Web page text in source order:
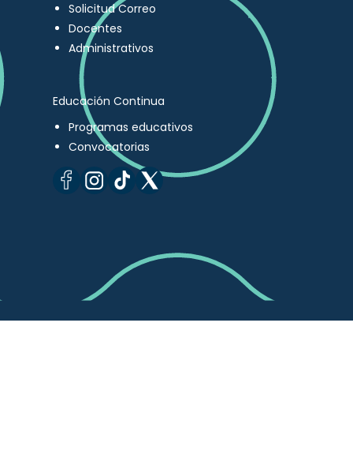
Solicitud Correo
Docentes
Administrativos
Educación Continua
Programas educativos
Convocatorias